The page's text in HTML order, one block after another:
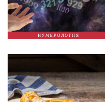
НУМЕРОЛОГИЯ